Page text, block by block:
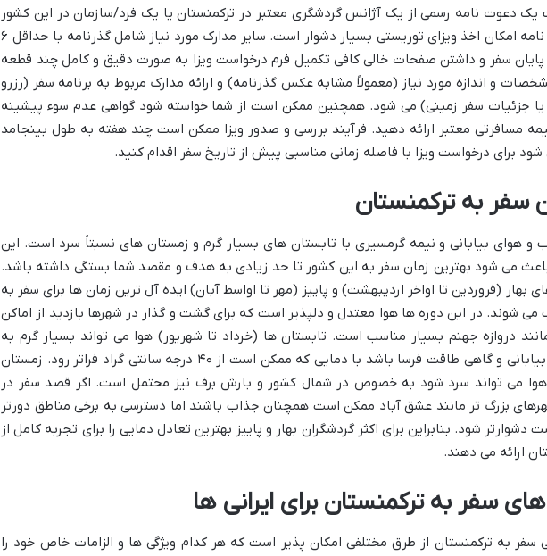
یک دعوت نامه رسمی از یک آژانس گردشگری معتبر در ترکمنستان یا یک فرد/سازمان در این کشور
است؛ بدون دعوت نامه امکان اخذ ویزای توریستی بسیار دشوار است. سایر مدارک مورد نیاز شامل گذرنامه با حداقل ۶
پایان سفر و داشتن صفحات خالی کافی تکمیل فرم درخواست ویزا به صورت دقیق و کامل چند قطعه
و اندازه مورد نیاز (معمولاً مشابه عکس گذرنامه) و ارائه مدارک مربوط به برنامه سفر (رزرو
یا جزئیات سفر زمینی) می شود. همچنین ممکن است از شما خواسته شود گواهی عدم سوء پیشینه
مسافرتی معتبر ارائه دهید. فرآیند بررسی و صدور ویزا ممکن است چند هفته به طول بینجامد
شود برای درخواست ویزا با فاصله زمانی مناسبی پیش از تاریخ سفر اقدام کنید.
سفر به ترکمنستان
و هوای بیابانی و نیمه گرمسیری با تابستان های بسیار گرم و زمستان های نسبتاً سرد است. این
می شود بهترین زمان سفر به این کشور تا حد زیادی به هدف و مقصد شما بستگی داشته باشد.
بهار (فروردین تا اواخر اردیبهشت) و پاییز (مهر تا اواسط آبان) ایده آل ترین زمان ها برای سفر به
شوند. در این دوره ها هوا معتدل و دلپذیر است که برای گشت و گذار در شهرها بازدید از اماکن
دروازه جهنم بسیار مناسب است. تابستان ها (خرداد تا شهریور) هوا می تواند بسیار گرم به
خصوص در مناطق بیابانی و گاهی طاقت فرسا باشد با دمایی که ممکن است از ۴۰ درجه سانتی گراد فراتر رود. زمستان
هوا می تواند سرد شود به خصوص در شمال کشور و بارش برف نیز محتمل است. اگر قصد سفر در
بزرگ تر مانند عشق آباد ممکن است همچنان جذاب باشند اما دسترسی به برخی مناطق دورتر
دشوارتر شود. بنابراین برای اکثر گردشگران بهار و پاییز بهترین تعادل دمایی را برای تجربه کامل از
ارائه می دهند.
سفر به ترکمنستان برای ایرانی ها
سفر به ترکمنستان از طرق مختلفی امکان پذیر است که هر کدام ویژگی ها و الزامات خاص خود را